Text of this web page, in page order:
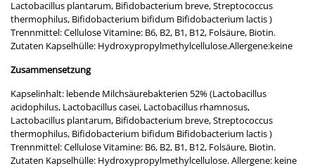
Lactobacillus plantarum, Bifidobacterium breve, Streptococcus
thermophilus, Bifidobacterium bifidum Bifidobacterium lactis )
Trennmittel: Cellulose Vitamine: B6, B2, B1, B12, Folsäure, Biotin.
Zutaten Kapselhülle: Hydroxypropylmethylcellulose.Allergene:keine
Zusammensetzung
Kapselinhalt: lebende Milchsäurebakterien 52% (Lactobacillus
acidophilus, Lactobacillus casei, Lactobacillus rhamnosus,
Lactobacillus plantarum, Bifidobacterium breve, Streptococcus
thermophilus, Bifidobacterium bifidum Bifidobacterium lactis )
Trennmittel: Cellulose Vitamine: B6, B2, B1, B12, Folsäure, Biotin.
Zutaten Kapselhülle: Hydroxypropylmethylcellulose. Allergene: keine